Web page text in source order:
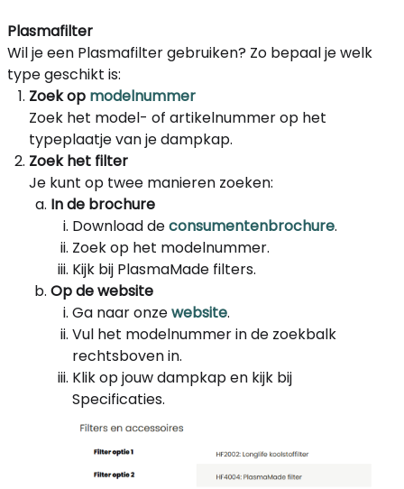
Plasmafilter
Wil je een Plasmafilter gebruiken? Zo bepaal je welk
type geschikt is:
Zoek op modelnummer
Zoek het model- of artikelnummer op het
typeplaatje van je dampkap.
Zoek het filter
Je kunt op twee manieren zoeken:
In de brochure
Download deconsumentenbrochure.
Zoek op het modelnummer.
Kijk bij PlasmaMade filters.
Op de website
Ga naar onzewebsite.
Vul het modelnummer in de zoekbalk
rechtsboven in.
Klik op jouw dampkap en kijk bij
Specificaties.